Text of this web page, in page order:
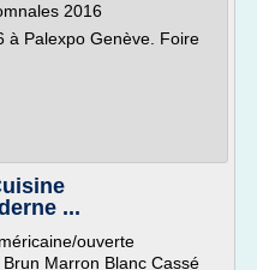
2016
à Palexpo Genève. Foire
...
ouverte
Marron Blanc Cassé